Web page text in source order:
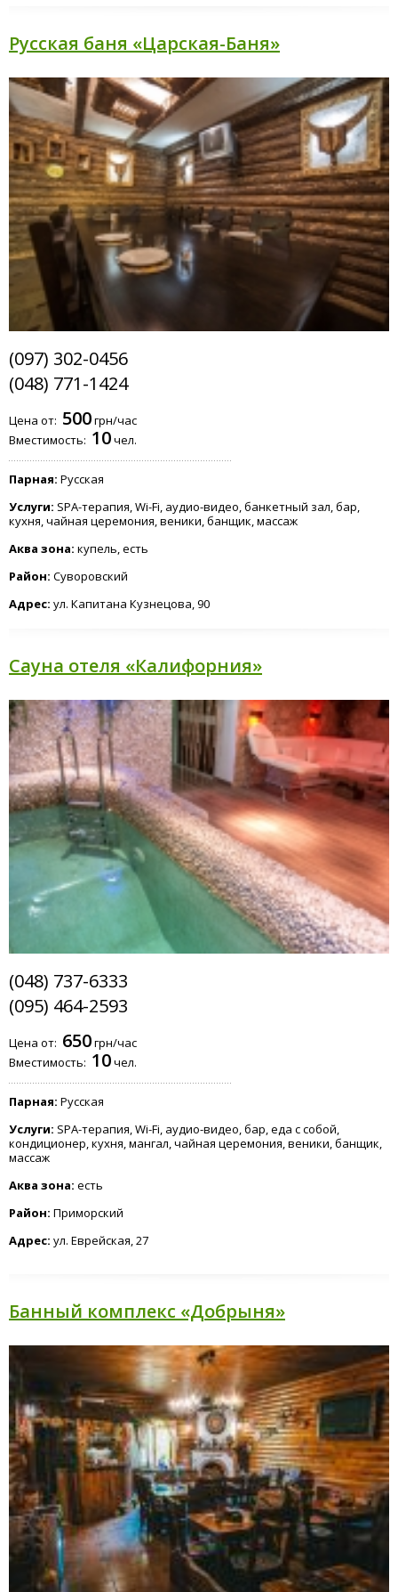
Русская баня «Царская-Баня»
(097) 302-0456
(048) 771-1424
Цена от: 500грн/час
Вместимость: 10чел.
Парная: Русская
Услуги: SPA-терапия, Wi-Fi, аудио-видео, банкетный зал, бар,
кухня, чайная церемония, веники, банщик, массаж
Аква зона: купель, есть
Район: Суворовский
Адрес: ул. Капитана Кузнецова, 90
Сауна отеля «Калифорния»
(048) 737-6333
(095) 464-2593
Цена от: 650грн/час
Вместимость: 10чел.
Парная: Русская
Услуги: SPA-терапия, Wi-Fi, аудио-видео, бар, еда с собой,
кондиционер, кухня, мангал, чайная церемония, веники, банщик,
массаж
Аква зона: есть
Район: Приморский
Адрес: ул. Еврейская, 27
Банный комплекс «Добрыня»